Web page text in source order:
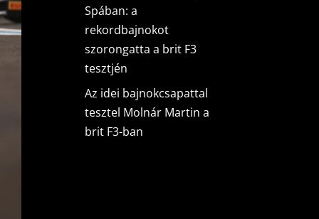
Spában: a
rekordbajnokot
szorongatta a brit F3
tesztjén
Az idei bajnokcsapattal
tesztel Molnár Martin a
brit F3-ban